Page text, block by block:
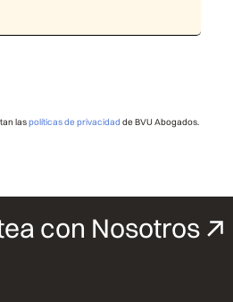
laspolíticas de privacidad de BVU Abogados.
con Nosotros